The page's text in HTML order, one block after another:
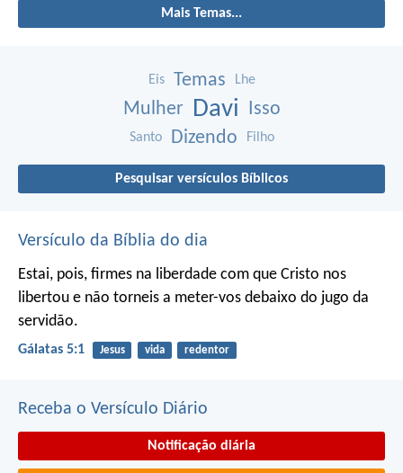
Mais Temas...
Eis Temas Lhe
Mulher Davi Isso
Santo Dizendo Filho
Pesquisar versículos Bíblicos
Versículo da Bíblia do dia
Estai, pois, firmes na liberdade com que Cristo nos
libertou e não torneis a meter-vos debaixo do jugo da
servidão.
Gálatas 5:1 Jesus vida redentor
Receba o Versículo Diário
Notificação diária